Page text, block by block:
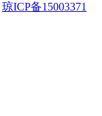
琼ICP备15003371